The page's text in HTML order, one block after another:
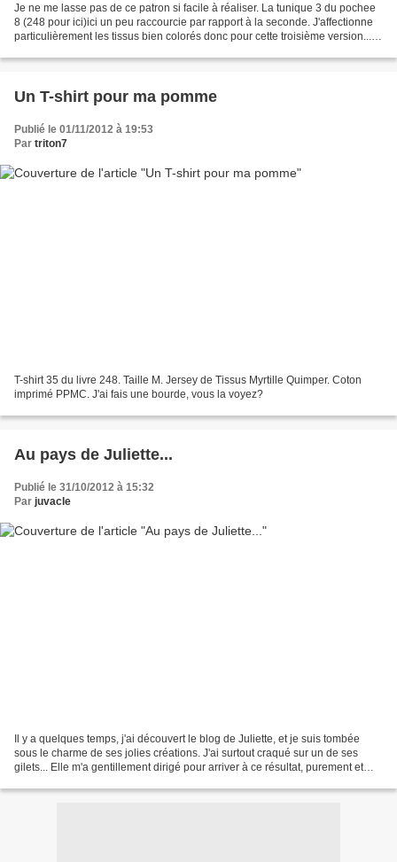
Je ne me lasse pas de ce patron si facile à réaliser. La tunique 3 du pochee
8 (248 pour ici)ici un peu raccourcie par rapport à la seconde. J'affectionne
particulièrement les tissus bien colorés donc pour cette troisième version...
Un T-shirt pour ma pomme
Publié le 01/11/2012 à 19:53
Par triton7
T-shirt 35 du livre 248. Taille M. Jersey de Tissus Myrtille Quimper. Coton
imprimé PPMC. J'ai fais une bourde, vous la voyez?
Au pays de Juliette...
Publié le 31/10/2012 à 15:32
Par juvacle
Il y a quelques temps, j'ai découvert le blog de Juliette, et je suis tombée
sous le charme de ses jolies créations. J'ai surtout craqué sur un de ses
gilets... Elle m'a gentillement dirigé pour arriver à ce résultat, purement et